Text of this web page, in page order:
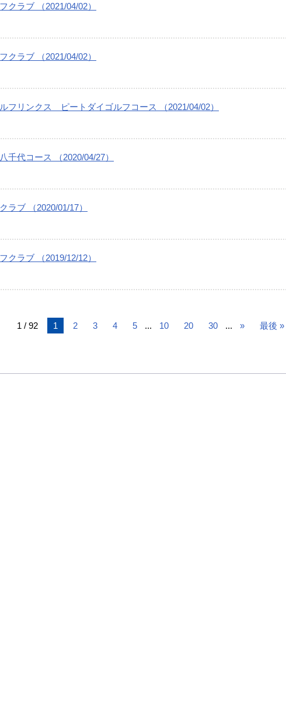
クラブ （2021/04/02）
クラブ （2021/04/02）
フリンクス ピートダイゴルフコース （2021/04/02）
代コース （2020/04/27）
ラブ （2020/01/17）
クラブ （2019/12/12）
1 / 92 1 2 3 4 5 ... 10 20 30 ... » 最後 »